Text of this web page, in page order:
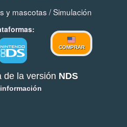
y mascotas/Simulación
COMPRAR
de la versión NDS